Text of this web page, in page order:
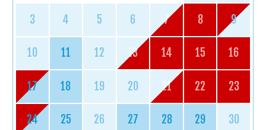
3 4 5 6 7 8 9
10 11 12 13 14 15 16
17 18 19 20 21 22 23
24 25 26 27 28 29 30